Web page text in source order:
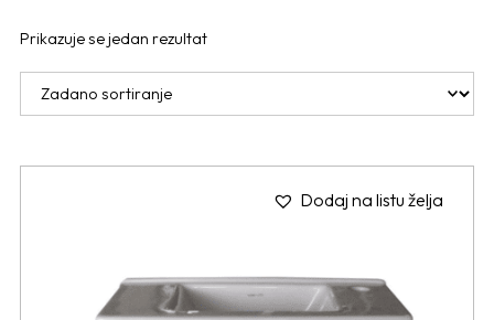
Prikazuje se jedan rezultat
Dodaj na listu želja